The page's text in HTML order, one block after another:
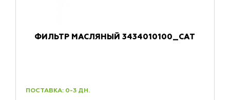
ФИЛЬТР МАСЛЯНЫЙ 3434010100_CAT
ПОСТАВКА: 0-3 ДН.